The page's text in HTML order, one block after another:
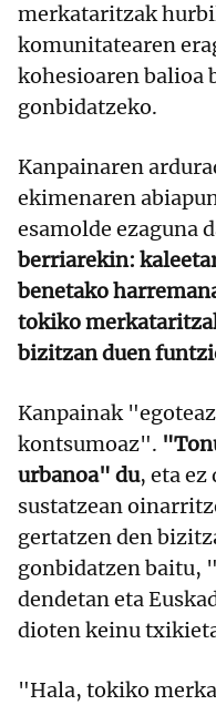
merkataritzak
komunitatearen
kohesioaren balioa
gonbidatzeko.
Kanpainaren
ekimenaren
esamolde ezaguna
berriarekin:
benetako
tokiko
bizitzan duen
Kanpainak
kontsumoaz".
urbanoa" du, eta ez
sustatzean
gertatzen den
gonbidatzen baitu,
dendetan eta
dioten keinu
"Hala, tokiko